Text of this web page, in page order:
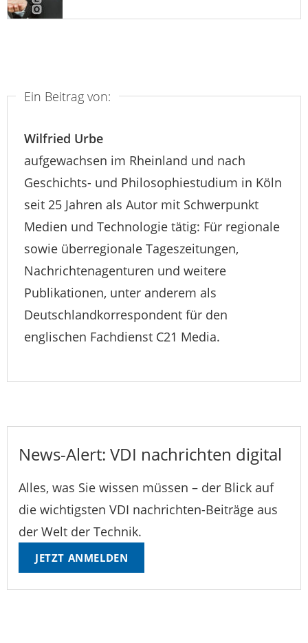
Ein Beitrag von:
Wilfried Urbe
aufgewachsen im Rheinland und nach
Geschichts- und Philosophiestudium in Köln
seit 25 Jahren als Autor mit Schwerpunkt
Medien und Technologie tätig: Für regionale
sowie überregionale Tageszeitungen,
Nachrichtenagenturen und weitere
Publikationen, unter anderem als
Deutschlandkorrespondent für den
englischen Fachdienst C21 Media.
News-Alert: VDI nachrichten digital
Alles, was Sie wissen müssen – der Blick auf
die wichtigsten VDI nachrichten-Beiträge aus
der Welt der Technik.
JETZT ANMELDEN